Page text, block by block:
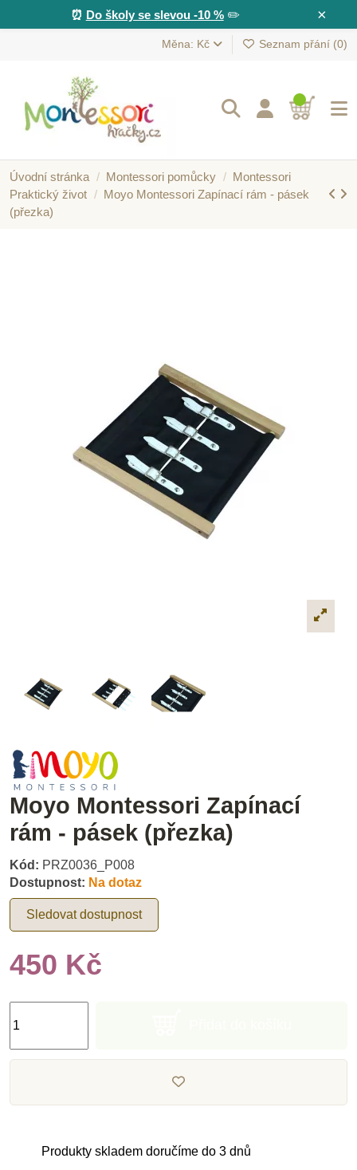
×
⏰ Do školy se slevou -10 %✏️
Měna: Kč Seznam přání (0)
Úvodní stránka Montessori pomůcky
Montessori
Praktický život
Moyo Montessori Zapínací rám - pásek
(přezka)
Moyo Montessori Zapínací
rám - pásek (přezka)
Kód: PRZ0036_P008
Dostupnost: Na dotaz
Sledovat dostupnost
450 Kč
Produkty skladem doručíme do 3 dnů